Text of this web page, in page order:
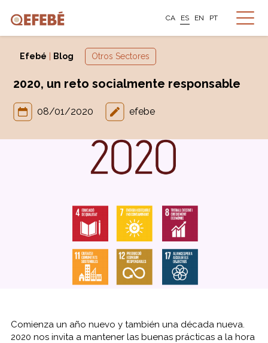
CA ES EN PT
Efebé Blog Otros Sectores
2020, un reto socialmente responsable
08/01/2020 efebe
Comienza un año nuevo y también una década nueva.
2020 nos invita a mantener las buenas prácticas a la hora